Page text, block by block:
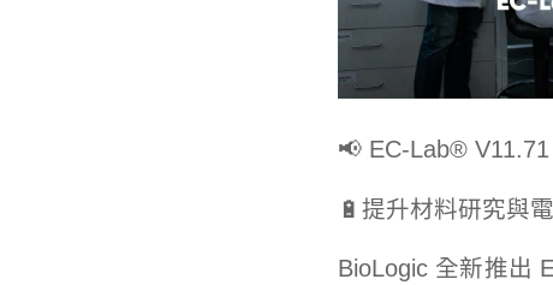
📢 EC-Lab®
🔋提升材料研究與
BioLogic 全新推出